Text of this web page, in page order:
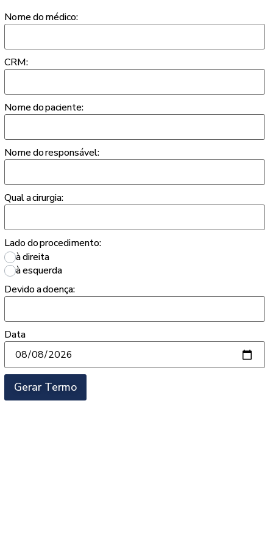
Nome do médico:
CRM:
Nome do paciente:
Nome do responsável:
Qual a cirurgia:
Lado do procedimento:
à direita
à esquerda
Devido a doença:
Data
Gerar Termo